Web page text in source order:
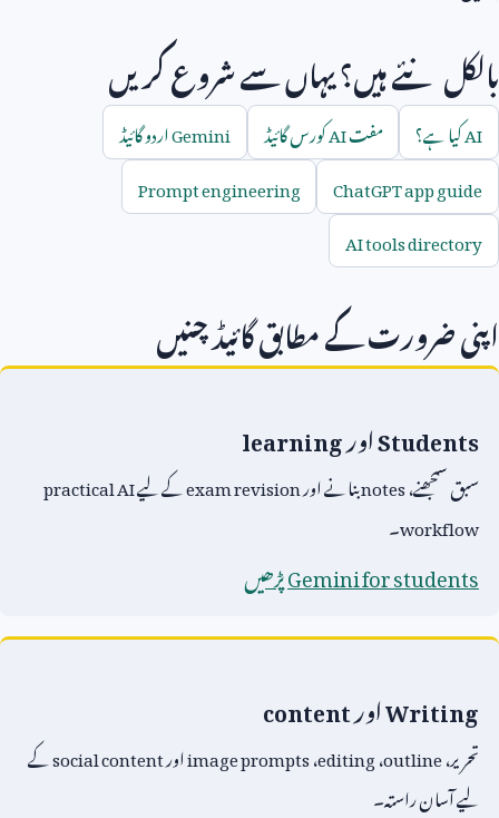
بالکل نئے ہیں؟ یہاں سے شروع کریں
AIکیا ہے؟ مفتAIکورس گائیڈ Geminiاردو گائیڈ
ChatGPT app guide
Prompt engineering
AI tools directory
اپنی ضرورت کے مطابق گائیڈ چنیں
Studentsاورlearning
سبق سمجھنے،notesبنانے اورexam revisionکے لیےpractical AI
workflow۔
Gemini for studentsپڑھیں
Writingاورcontent
تحریر،outline،editing،image promptsاورsocial contentکے
لیے آسان راستہ۔